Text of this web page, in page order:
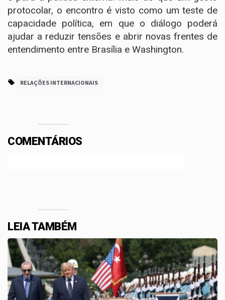
protocolar, o encontro é visto como um teste de
capacidade política, em que o diálogo poderá
ajudar a reduzir tensões e abrir novas frentes de
entendimento entre Brasília e Washington.
RELAÇÕES INTERNACIONAIS
COMENTÁRIOS
LEIA TAMBÉM